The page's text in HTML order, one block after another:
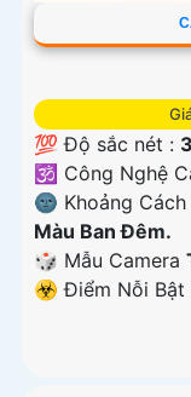
💯 Độ sắc nét :
🕉️ Công Nghệ
🌚 Khoảng
Màu Ban Ðêm.
🎲 Mẫu Camera
️☣️ Điểm Nỗi Bật